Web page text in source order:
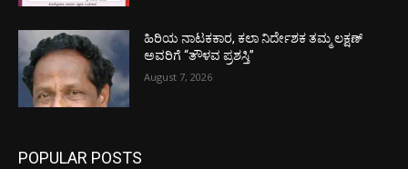
ಹಿರಿಯ ನಾಟಕಕಾರ, ಕಲಾ ನಿರ್ದೇಶಕ ತಮ್ಮ ಲಕ್ಷಣ್
ಅವರಿಗೆ “ತೌಳವ ಪ್ರಶಸ್ತಿ”
August 7, 2026
POPULAR POSTS